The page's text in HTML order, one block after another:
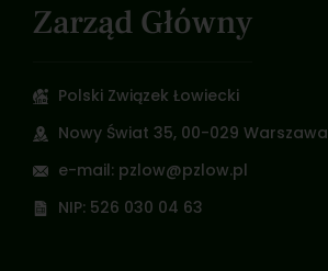
Zarząd Główny
Polski Związek Łowiecki
Nowy Świat 35, 00-029 Warszawa
e-mail: pzlow@pzlow.pl
NIP: 526 030 04 63